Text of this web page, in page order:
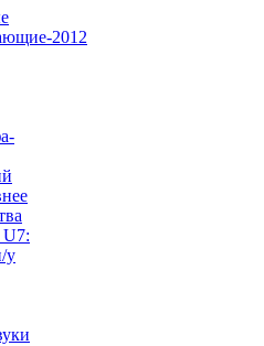
2012
U7:
у